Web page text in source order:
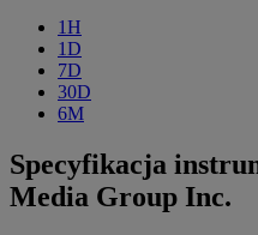
1H
1D
7D
30D
6M
Specyfikacja
Media Group Inc.